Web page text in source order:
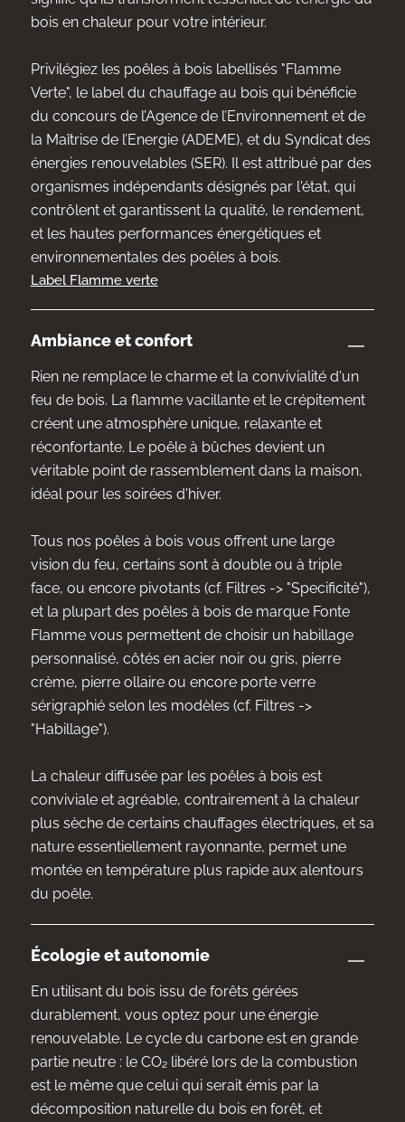
bois en chaleur pour votre intérieur.
Privilégiez les poêles à bois labellisés "Flamme
Verte", le label du chauffage au bois qui bénéficie
du concours de l’Agence de l’Environnement et de
la Maîtrise de l’Energie (ADEME), et du Syndicat des
énergies renouvelables (SER). Il est attribué par des
organismes indépendants désignés par l'état, qui
contrôlent et garantissent la qualité, le rendement,
et les hautes performances énergétiques et
environnementales des poêles à bois.
Label Flamme verte
Ambiance et confort
Rien ne remplace le charme et la convivialité d'un
feu de bois. La flamme vacillante et le crépitement
créent une atmosphère unique, relaxante et
réconfortante. Le poêle à bûches devient un
véritable point de rassemblement dans la maison,
idéal pour les soirées d'hiver.
Tous nos poêles à bois vous offrent une large
vision du feu, certains sont à double ou à triple
face, ou encore pivotants (cf. Filtres -> "Specificité"),
et la plupart des poêles à bois de marque Fonte
Flamme vous permettent de choisir un habillage
personnalisé, côtés en acier noir ou gris, pierre
crème, pierre ollaire ou encore porte verre
sérigraphié selon les modèles (cf. Filtres ->
"Habillage").
La chaleur diffusée par les poêles à bois est
conviviale et agréable, contrairement à la chaleur
plus sèche de certains chauffages électriques, et sa
nature essentiellement rayonnante, permet une
montée en température plus rapide aux alentours
du poêle.
Écologie et autonomie
En utilisant du bois issu de forêts gérées
durablement, vous optez pour une énergie
renouvelable. Le cycle du carbone est en grande
partie neutre : le CO₂ libéré lors de la combustion
est le même que celui qui serait émis par la
décomposition naturelle du bois en forêt, et